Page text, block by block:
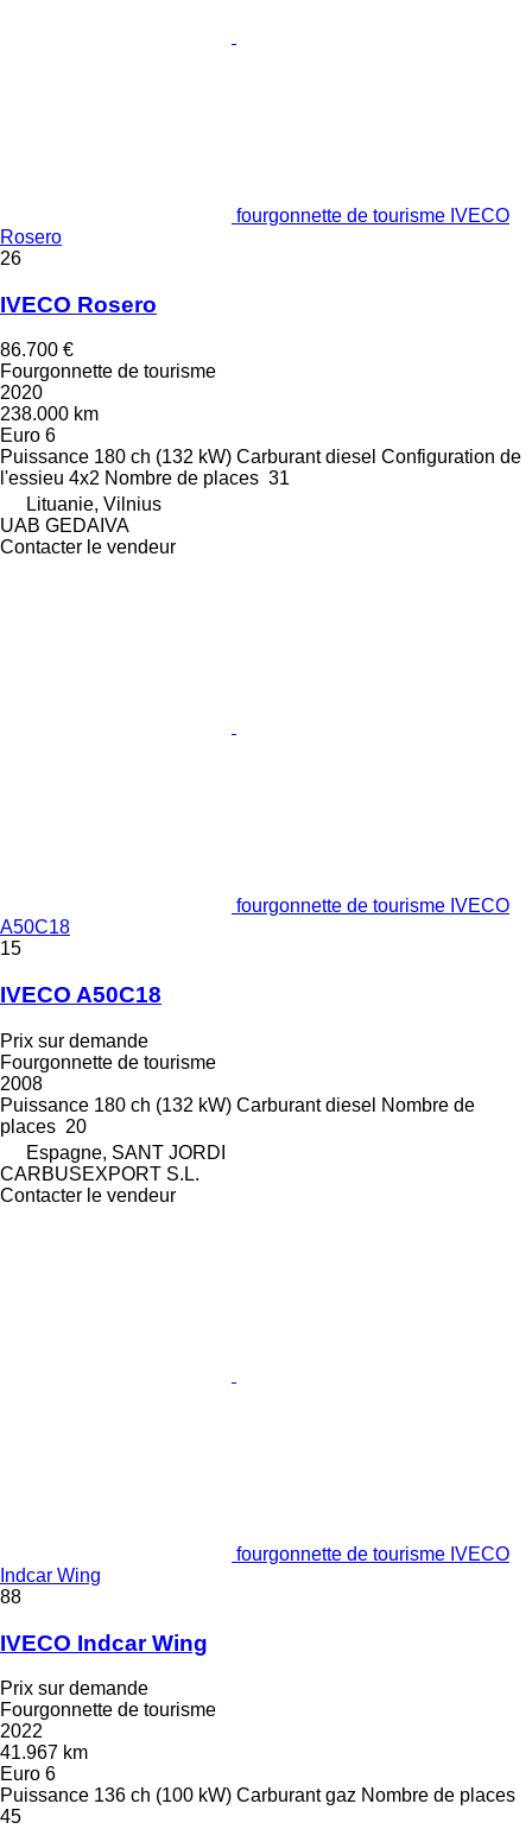
fourgonnette de tourisme IVECO
Rosero
26
IVECO Rosero
86.700 €
Fourgonnette de tourisme
2020
238.000 km
Euro 6
Puissance 180 ch (132 kW) Carburant diesel Configuration de
l'essieu 4x2 Nombre de places 31
Lituanie, Vilnius
UAB GEDAIVA
Contacter le vendeur
fourgonnette de tourisme IVECO
A50C18
15
IVECO A50C18
Prix sur demande
Fourgonnette de tourisme
2008
Puissance 180 ch (132 kW) Carburant diesel Nombre de
places 20
Espagne, SANT JORDI
CARBUSEXPORT S.L.
Contacter le vendeur
fourgonnette de tourisme IVECO
Indcar Wing
88
IVECO Indcar Wing
Prix sur demande
Fourgonnette de tourisme
2022
41.967 km
Euro 6
Puissance 136 ch (100 kW) Carburant gaz Nombre de places
45